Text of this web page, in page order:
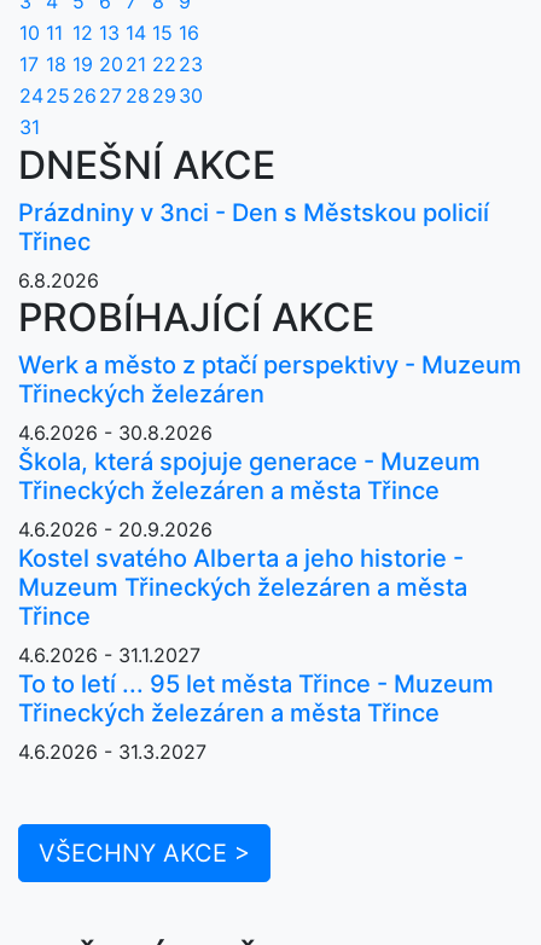
10 11 12 13 14 15 16
17 18 19 20 21 22 23
2425 26 27 28 29 30
31
DNEŠNÍ AKCE
Prázdniny v 3nci - Den s Městskou policií
Třinec
6.8.2026
PROBÍHAJÍCÍ AKCE
Werk a město z ptačí perspektivy - Muzeum
Třineckých železáren
4.6.2026 - 30.8.2026
Škola, která spojuje generace - Muzeum
Třineckých železáren a města Třince
4.6.2026 - 20.9.2026
Kostel svatého Alberta a jeho historie -
Muzeum Třineckých železáren a města
Třince
4.6.2026 - 31.1.2027
To to letí ... 95 let města Třince - Muzeum
Třineckých železáren a města Třince
4.6.2026 - 31.3.2027
VŠECHNY AKCE >